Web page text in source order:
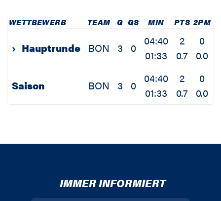
WETTBEWERB TEAM G GS MIN PTS 2PM
› Hauptrunde BON 3 0
04:40
01:33
2
0.7
0
0.0
Saison BON 3 0
04:40
01:33
2
0.7
0
0.0
IMMER INFORMIERT